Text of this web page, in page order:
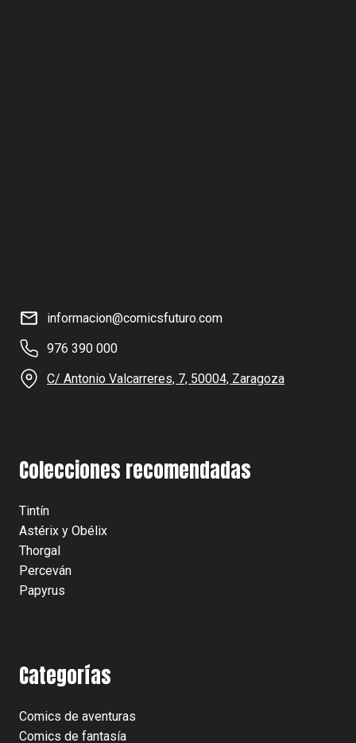
informacion@comicsfuturo.com
976 390 000
C/ Antonio Valcarreres, 7, 50004, Zaragoza
Colecciones recomendadas
Tintín
Astérix y Obélix
Thorgal
Perceván
Papyrus
Categorías
Comics de aventuras
Comics de fantasía